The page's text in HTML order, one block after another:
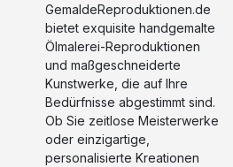
GemaldeReproduktionen.de
bietet exquisite handgemalte
Ölmalerei-Reproduktionen
und maßgeschneiderte
Kunstwerke, die auf Ihre
Bedürfnisse abgestimmt sind.
Ob Sie zeitlose Meisterwerke
oder einzigartige,
personalisierte Kreationen